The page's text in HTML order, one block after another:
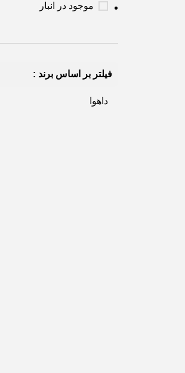
موجود در انبار
فیلتر بر اساس برند :
داهوا